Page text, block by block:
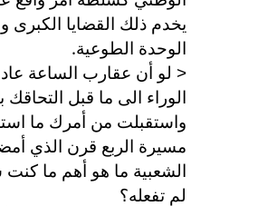
يخدم ذلك القضايا الكبرى
الوحدة الطوعية.
< لو أن عقارب الساعة
الوراء الى ما قبل التحاقك
واستقبلت من أمرك ما
مسيرة الربع قرن الذي
الشعبية ما هو أهم ما كنت
لم تفعله؟